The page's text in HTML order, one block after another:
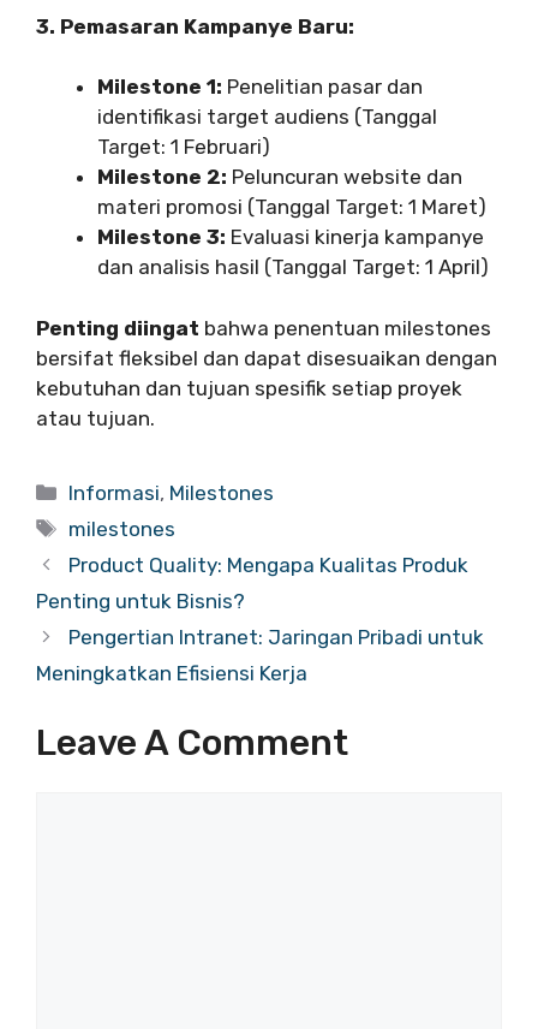
3. Pemasaran Kampanye Baru:
Milestone 1: Penelitian pasar dan
identifikasi target audiens (Tanggal
Target: 1 Februari)
Milestone 2: Peluncuran website dan
materi promosi (Tanggal Target: 1 Maret)
Milestone 3: Evaluasi kinerja kampanye
dan analisis hasil (Tanggal Target: 1 April)
Penting diingat bahwa penentuan milestones
bersifat fleksibel dan dapat disesuaikan dengan
kebutuhan dan tujuan spesifik setiap proyek
atau tujuan.
Categories
Informasi, Milestones
Tags
milestones
Product Quality: Mengapa Kualitas Produk
Penting untuk Bisnis?
Pengertian Intranet: Jaringan Pribadi untuk
Meningkatkan Efisiensi Kerja
Leave A Comment